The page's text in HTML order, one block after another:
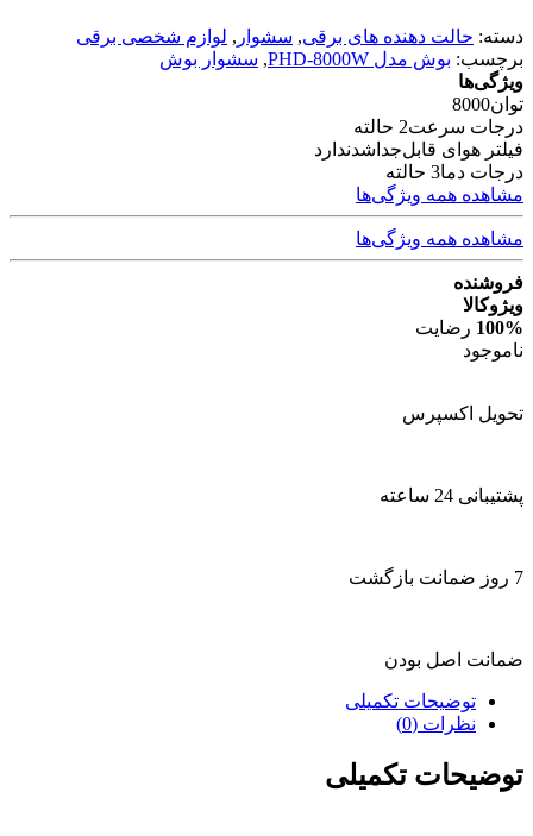
دسته: حالت دهنده های برقی, سشوار , لوازم شخصی برقی
برچسب: بوش مدل PHD-8000W , سشوار بوش
ویژگی‌ها
توان8000
درجات سرعت2 حالته
فیلتر هوای قابل‌جداشدندارد
درجات دما3 حالته
مشاهده همه ویژگی‌ها
مشاهده همه ویژگی‌ها
فروشنده
ویژوکالا
100% رضایت
ناموجود
تحویل اکسپرس
پشتیبانی 24 ساعته
7 روز ضمانت بازگشت
ضمانت اصل بودن
توضیحات تکمیلی
نظرات (0)
توضیحات تکمیلی